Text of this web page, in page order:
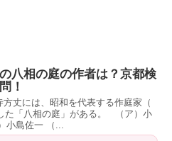
八相の庭の作者は？京都検
！
方丈には、昭和を代表する作庭家（
「八相の庭」がある。 （ア）小
小島佐一 （...